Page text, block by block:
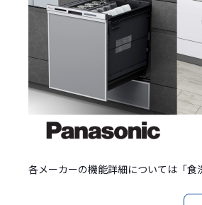
各メーカーの機能詳細については「食